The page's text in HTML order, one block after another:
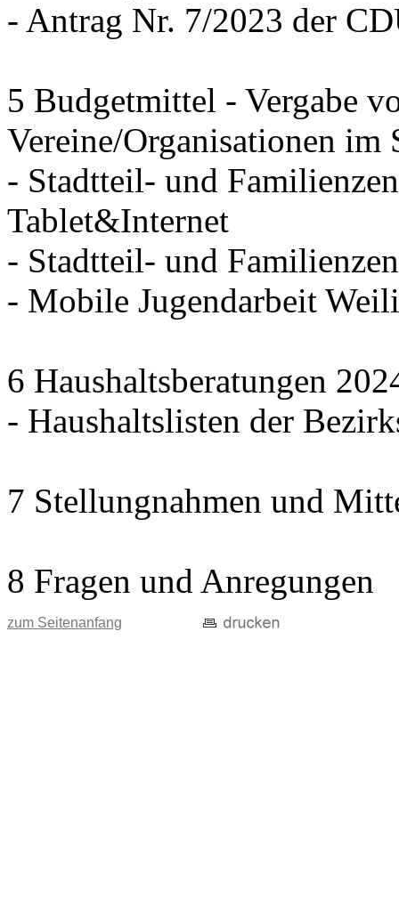
- Antrag Nr. 7/2023 der
5 Budgetmittel - Vergabe
Vereine/Organisationen im
- Stadtteil- und
Tablet&Internet
- Stadtteil- und
- Mobile Jugendarbeit
6 Haushaltsberatungen
- Haushaltslisten der
7 Stellungnahmen und
8 Fragen und Anregungen
zum Seitenanfang